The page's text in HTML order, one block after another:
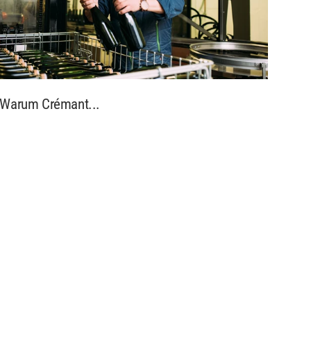
Warum Crémant...